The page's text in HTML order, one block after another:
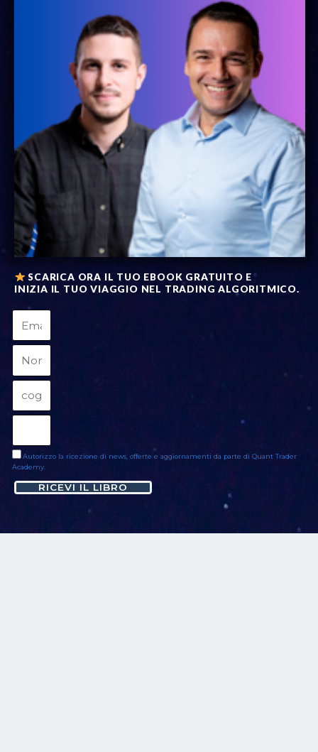
SCARICA ORA IL TUO EBOOK GRATUITO E
INIZIA IL TUO VIAGGIO NEL TRADING ALGORITMICO.
Autorizzo la ricezione di news, offerte e aggiornamenti da parte di Quant Trader
Academy.
RICEVI IL LIBRO